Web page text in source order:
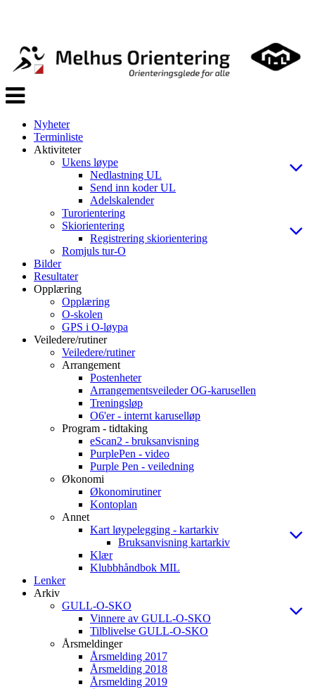
Veksle
navigasjon
Nyheter
Terminliste
Aktiviteter
Ukens løype
Nedlastning UL
Send inn koder UL
Adelskalender
Turorientering
Skiorientering
Registrering skiorientering
Romjuls tur-O
Bilder
Resultater
Opplæring
Opplæring
O-skolen
GPS i O-løypa
Veiledere/rutiner
Veiledere/rutiner
Arrangement
Postenheter
Arrangementsveileder OG-karusellen
Treningsløp
O6'er - internt karuselløp
Program - tidtaking
eScan2 - bruksanvisning
PurplePen - video
Purple Pen - veiledning
Økonomi
Økonomirutiner
Kontoplan
Annet
Kart løypelegging - kartarkiv
Bruksanvisning kartarkiv
Klær
Klubbhåndbok MIL
Lenker
Arkiv
GULL-O-SKO
Vinnere av GULL-O-SKO
Tilblivelse GULL-O-SKO
Årsmeldinger
Årsmelding 2017
Årsmelding 2018
Årsmelding 2019